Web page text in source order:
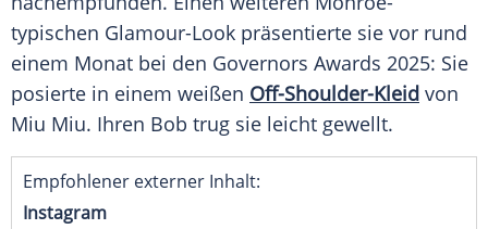
typischen Glamour-Look präsentierte sie vor rund
einem Monat bei den Governors Awards 2025: Sie
posierte in einem weißen Off-Shoulder-Kleid von
Miu Miu. Ihren Bob trug sie leicht gewellt.
Empfohlener externer Inhalt:
Instagram